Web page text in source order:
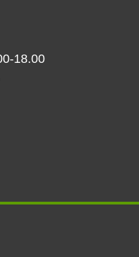
18.00